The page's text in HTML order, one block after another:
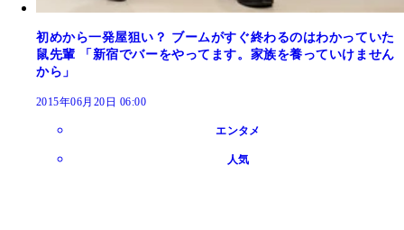
初めから一発屋狙い？ ブームがすぐ終わるのはわかっていた
鼠先輩 「新宿でバーをやってます。家族を養っていけません
から」
2015年06月20日 06:00
エンタメ
人気